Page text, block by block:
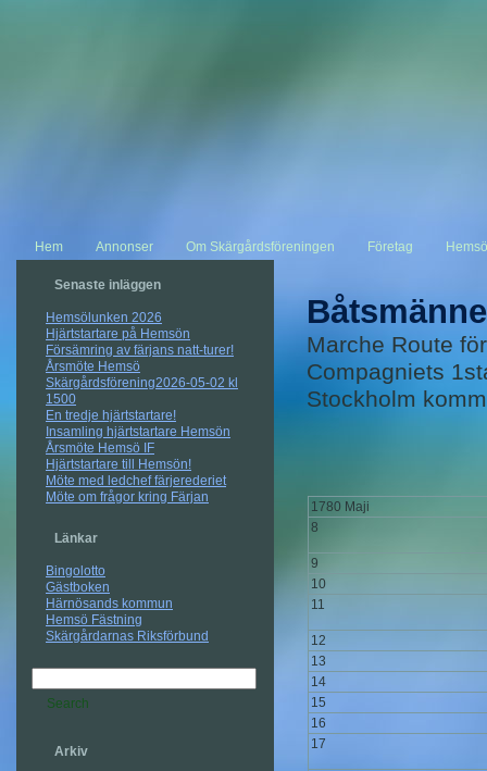
Hem Annonser Om Skärgårdsföreningen Företag
Senaste inläggen
Hemsölunken 2026
Hjärtstartare på Hemsön
Försämring av färjans natt-turer!
Årsmöte Hemsö
Skärgårdsförening2026-05-02 kl
1500
En tredje hjärtstartare!
Insamling hjärtstartare Hemsön
Årsmöte Hemsö IF
Hjärtstartare till Hemsön!
Möte med ledchef färjerederiet
Möte om frågor kring Färjan
Länkar
Bingolotto
Gästboken
Härnösands kommun
Hemsö Fästning
Skärgårdarnas Riksförbund
Arkiv
Marche Route
Compagniets
Stockholm
1780 Maji
8
9
10
11
12
13
14
15
16
17